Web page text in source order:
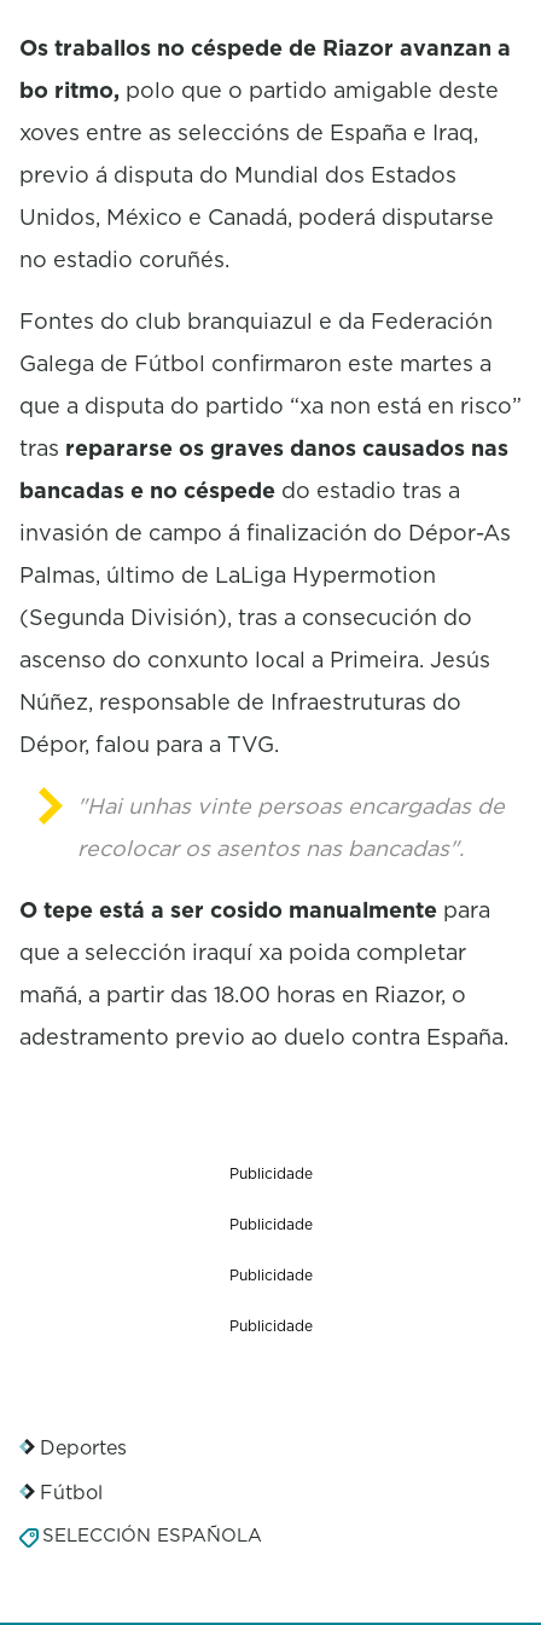
n
s
Os traballos no céspede de Riazor avanzan a
bo ritmo, polo que o partido amigable deste
xoves entre as seleccións de España e Iraq,
previo á disputa do Mundial dos Estados
Unidos, México e Canadá, poderá disputarse
no estadio coruñés.
Fontes do club branquiazul e da Federación
Galega de Fútbol confirmaron este martes a
que a disputa do partido “xa non está en risco”
tras repararse os graves danos causados nas
bancadas e no céspede do estadio tras a
invasión de campo á finalización do Dépor-As
Palmas, último de LaLiga Hypermotion
(Segunda División), tras a consecución do
ascenso do conxunto local a Primeira. Jesús
Núñez, responsable de Infraestruturas do
Dépor, falou para a TVG.
"Hai unhas vinte persoas encargadas de
recolocar os asentos nas bancadas".
O tepe está a ser cosido manualmente para
que a selección iraquí xa poida completar
mañá, a partir das 18.00 horas en Riazor, o
adestramento previo ao duelo contra España.
Publicidade
Publicidade
Publicidade
Publicidade
Deportes
Fútbol
SELECCIÓN ESPAÑOLA